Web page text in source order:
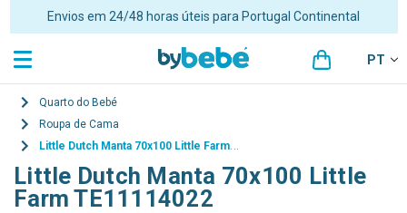
Portes grátis para encomendas superiores a 48€ para Portugal
Continental
PT
Quarto do Bebé
Roupa de Cama
Little Dutch Manta 70x100 Little Farm TE11114022
Little Dutch Manta 70x100 Little
Farm TE11114022